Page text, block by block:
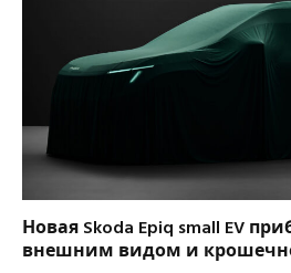
Новая Skoda Epiq small EV
внешним видом и